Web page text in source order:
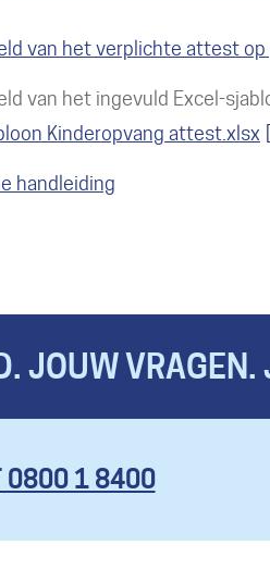
van het verplichte attest op
van het ingevuld Excel-
Kinderopvang attest.xlsx
handleiding
JOUW
0800 1 8400